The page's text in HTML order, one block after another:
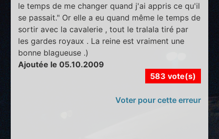
le temps de me changer quand j'ai appris ce qu'il
se passait." Or elle a eu quand même le temps de
sortir avec la cavalerie , tout le tralala tiré par
les gardes royaux . La reine est vraiment une
bonne blagueuse .)
Ajoutée le 05.10.2009
583 vote(s)
Voter pour cette erreur